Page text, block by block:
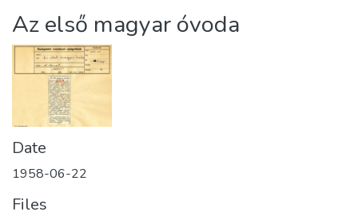
Statistics
About us
Az első magyar óvoda
Date
1958-06-22
Files